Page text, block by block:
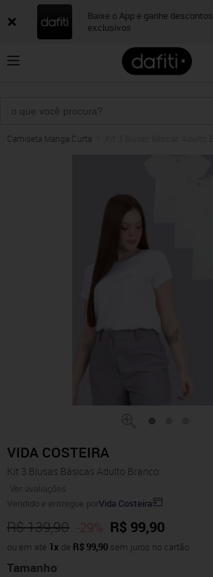
Baixe o App e ganhe descontos
exclusivos
Camiseta Manga Curta
VIDA COSTEIRA
Kit 3 Blusas Básicas Adulto Branco
Ver avaliações
Vendido e entregue porVida Costeira
R$ 139,90 -29% R$ 99,90
ou em até 1x de R$ 99,90 sem juros no cartão
Tamanho